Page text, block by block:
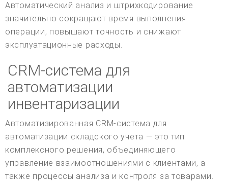
Автоматический анализ и штрихкодирование
значительно сокращают время выполнения
операции, повышают точность и снижают
эксплуатационные расходы.
CRM-система для
автоматизации
инвентаризации
Автоматизированная CRM-система для
автоматизации складского учета — это тип
комплексного решения, объединяющего
управление взаимоотношениями с клиентами, а
также процессы анализа и контроля за товарами.